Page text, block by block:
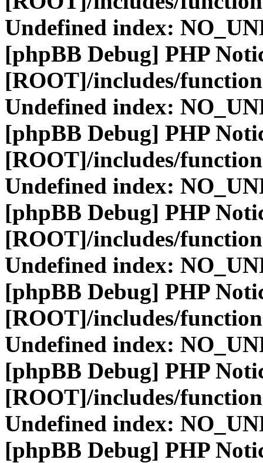
Undefined index:
[phpBB Debug] PHP
[ROOT]/includes/
Undefined index:
[phpBB Debug] PHP
[ROOT]/includes/
Undefined index:
[phpBB Debug] PHP
[ROOT]/includes/
Undefined index:
[phpBB Debug] PHP
[ROOT]/includes/
Undefined index:
[phpBB Debug] PHP
[ROOT]/includes/
Undefined index:
[phpBB Debug] PHP